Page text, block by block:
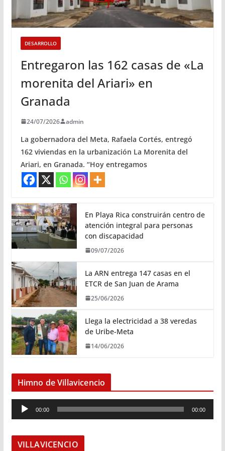
DESARROLLO
Entregaron las 162 casas de «La
morenita del Ariari» en
Granada
24/07/2026 admin
La gobernadora del Meta, Rafaela Cortés, entregó
162 viviendas en la urbanización La Morenita del
Ariari, en Granada. “Hoy entregamos
En Playa Rica construirán centro de
atención integral para personas
con discapacidad
09/07/2026
La ARN entrega 147 casas en el
ETCR de San Juan de Arama
25/06/2026
Llega la electricidad a 38 veredas
de Uribe-Meta
14/06/2026
Himno de Villavicencio
e
00:00 00:00
VILLAVICENCIO